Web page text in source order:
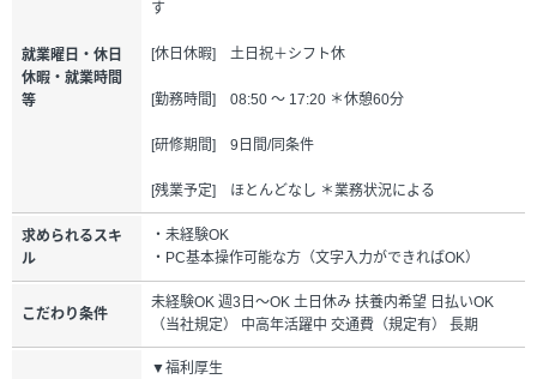
就業曜日・休日
休暇・就業時間
等
す
[休日休暇] 土日祝＋シフト休
[勤務時間] 08:50 ～ 17:20 ＊休憩60分
[研修期間] 9日間/同条件
[残業予定] ほとんどなし ＊業務状況による
求められるスキ
ル
・未経験OK
・PC基本操作可能な方（文字入力ができればOK）
こだわり条件
未経験OK 週3日～OK 土日休み 扶養内希望 日払いOK
（当社規定） 中高年活躍中 交通費（規定有） 長期
▼福利厚生